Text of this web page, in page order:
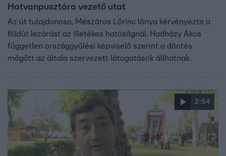
Hatvanpusztára vezető utat
Az út tulajdonosa, Mészáros Lőrinc lánya kérvényezte a
földút lezárást az illetékes hatóságnál. Hadházy Ákos
független országgyűlési képviselő szerint a döntés
mögött az általa szervezett látogatások állhatnak.
2:54